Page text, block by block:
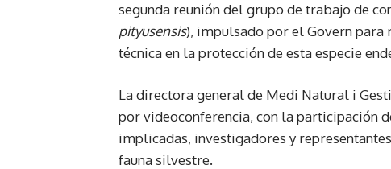
segunda reunión del grupo de trabajo de
pityusensis), impulsado por el Govern
técnica en la protección de esta especie
La directora general de Medi Natural i
por videoconferencia, con la participación
implicadas, investigadores y
fauna silvestre.